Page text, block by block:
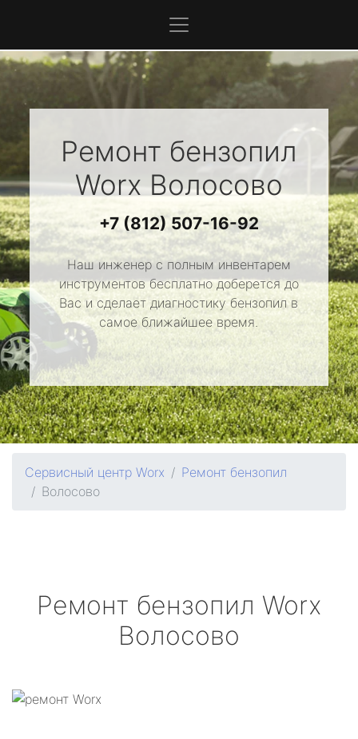
Ремонт бензопил
WorxВолосово
+7 (812) 507-16-92
Наш инженер с полным инвентарем
инструментов бесплатно доберется до
Вас и сделает диагностику бензопил в
самое ближайшее время.
Сервисный центр Worx
Ремонт бензопил
Волосово
Ремонт бензопил Worx
Волосово